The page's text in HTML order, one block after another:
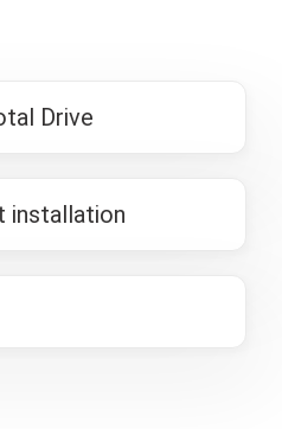
Drive
installation